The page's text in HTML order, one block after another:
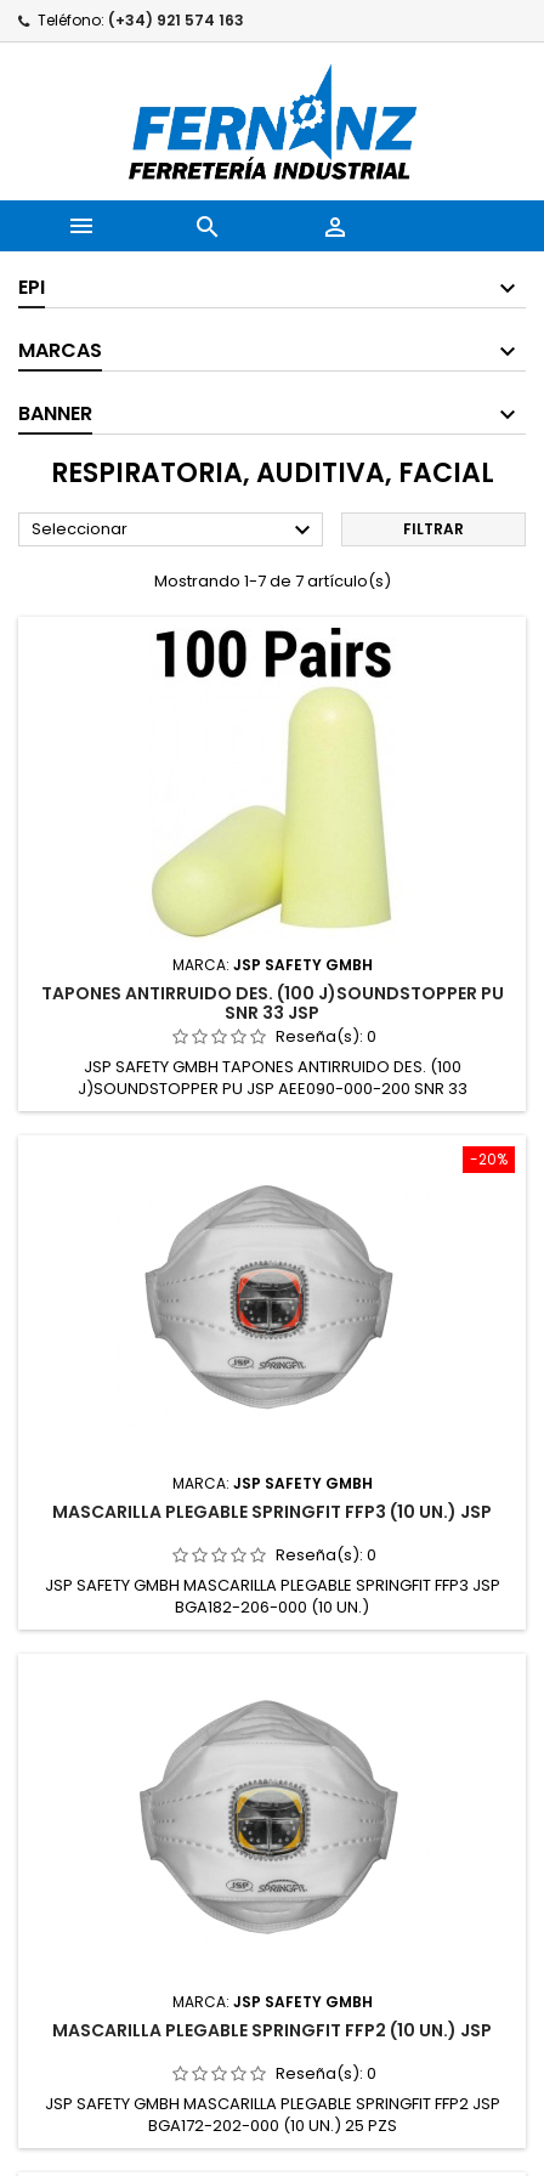
Teléfono: (+34) 921 574 163
  
EPI
MARCAS
BANNER
RESPIRATORIA, AUDITIVA, FACIAL
Seleccionar  FILTRAR
Mostrando 1-7 de 7 artículo(s)
MARCA: JSP SAFETY GMBH
TAPONES ANTIRRUIDO DES. (100 J)SOUNDSTOPPER PU
SNR 33 JSP
Reseña(s): 0
JSP SAFETY GMBH TAPONES ANTIRRUIDO DES. (100
J)SOUNDSTOPPER PU JSP AEE090-000-200 SNR 33
-20%
MARCA: JSP SAFETY GMBH
MASCARILLA PLEGABLE SPRINGFIT FFP3 (10 UN.) JSP
Reseña(s): 0
JSP SAFETY GMBH MASCARILLA PLEGABLE SPRINGFIT FFP3 JSP
BGA182-206-000 (10 UN.)
MARCA: JSP SAFETY GMBH
MASCARILLA PLEGABLE SPRINGFIT FFP2 (10 UN.) JSP
Reseña(s): 0
JSP SAFETY GMBH MASCARILLA PLEGABLE SPRINGFIT FFP2 JSP
BGA172-202-000 (10 UN.) 25 PZS